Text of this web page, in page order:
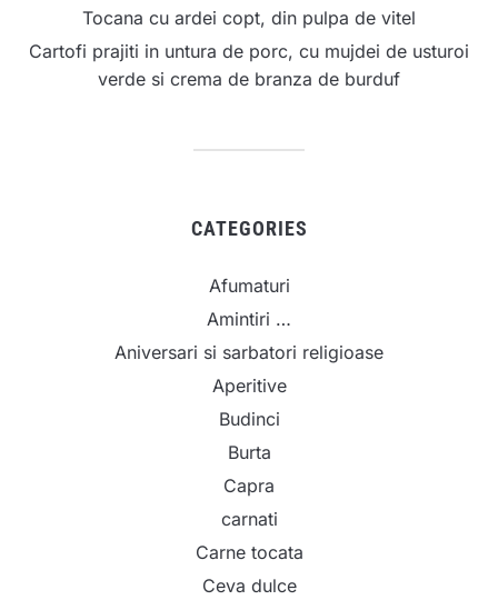
Tocana cu ardei copt, din pulpa de vitel
Cartofi prajiti in untura de porc, cu mujdei de usturoi
verde si crema de branza de burduf
CATEGORIES
Afumaturi
Amintiri …
Aniversari si sarbatori religioase
Aperitive
Budinci
Burta
Capra
carnati
Carne tocata
Ceva dulce